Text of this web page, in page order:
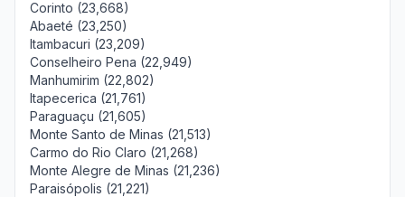
Corinto (23,668)
Abaeté (23,250)
Itambacuri (23,209)
Conselheiro Pena (22,949)
Manhumirim (22,802)
Itapecerica (21,761)
Paraguaçu (21,605)
Monte Santo de Minas (21,513)
Carmo do Rio Claro (21,268)
Monte Alegre de Minas (21,236)
Paraisópolis (21,221)